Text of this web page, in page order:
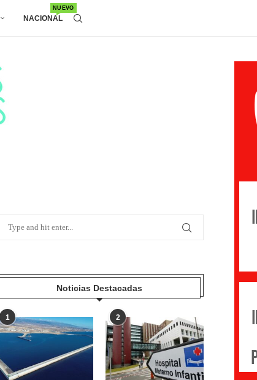
NACIONAL
NUEVO
Noticias Destacadas
1 2